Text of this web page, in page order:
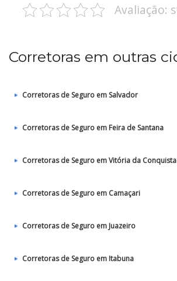
Avaliação:
Corretoras em outras
Corretoras de Seguro em Salvador
Corretoras de Seguro em Feira de Santana
Corretoras de Seguro em Vitória da Conquista
Corretoras de Seguro em Camaçari
Corretoras de Seguro em Juazeiro
Corretoras de Seguro em Itabuna